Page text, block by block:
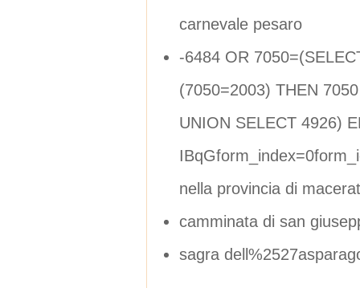
carnevale pesaro
-6484 OR
(7050=2003) THEN
UNION SELECT 4926)
nella provincia di
camminata di san
sagra